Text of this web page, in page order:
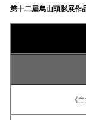
第十二屆烏山頭影展作
《